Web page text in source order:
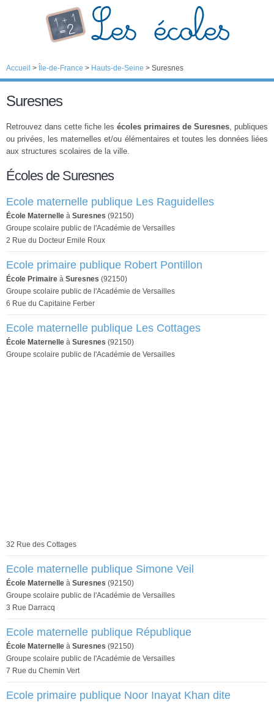
Accueil > Île-de-France > Hauts-de-Seine > Suresnes
Suresnes
Retrouvez dans cette fiche les écoles primaires de Suresnes, publiques
ou privées, les maternelles et/ou élémentaires et toutes les données liées
aux structures scolaires de la ville.
Écoles de Suresnes
Ecole maternelle publique Les Raguidelles
École Maternelle à Suresnes (92150)
Groupe scolaire public de l'Académie de Versailles
2 Rue du Docteur Emile Roux
Ecole primaire publique Robert Pontillon
École Primaire à Suresnes (92150)
Groupe scolaire public de l'Académie de Versailles
6 Rue du Capitaine Ferber
Ecole maternelle publique Les Cottages
École Maternelle à Suresnes (92150)
Groupe scolaire public de l'Académie de Versailles
32 Rue des Cottages
Ecole maternelle publique Simone Veil
École Maternelle à Suresnes (92150)
Groupe scolaire public de l'Académie de Versailles
3 Rue Darracq
Ecole maternelle publique République
École Maternelle à Suresnes (92150)
Groupe scolaire public de l'Académie de Versailles
7 Rue du Chemin Vert
Ecole primaire publique Noor Inayat Khan dite